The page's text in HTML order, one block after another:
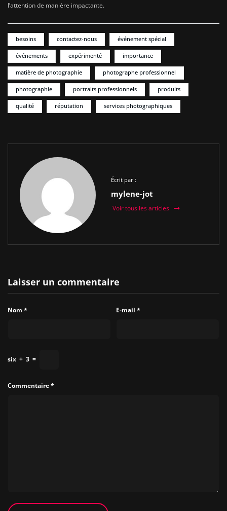
l’attention de manière impactante.
besoins contactez-nous événement spécial
événements expérimenté importance
matière de photographie photographe professionnel
photographie portraits professionnels produits
qualité réputation services photographiques
Écrit par :
mylene-jot
Voir tous les articles
Laisser un commentaire
Nom * E-mail *
six + 3 =
Commentaire*